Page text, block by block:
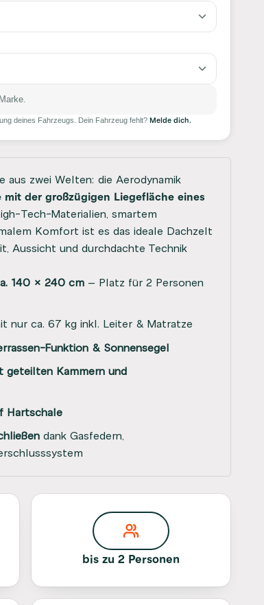
deines Fahrzeugs. Dein Fahrzeug fehlt? Melde dich.
aus zwei Welten: die Aerodynamik
der großzügigen Liegefläche eines
Tech-Materialien, smartem
Komfort ist es das ideale Dachzelt
Aussicht und durchdachte Technik
140 × 240 cm – Platz für 2 Personen
nur ca. 67 kg inkl. Leiter & Matratze
Funktion & Sonnensegel
Kammern und
Hartschale
dank Gasfedern,
bis zu 2 Personen